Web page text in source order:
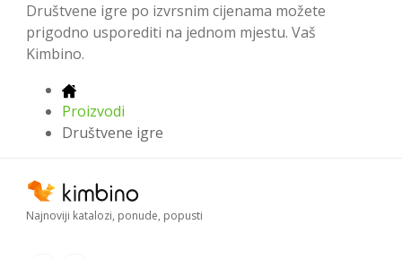
Društvene igre po izvrsnim cijenama možete
prigodno usporediti na jednom mjestu. Vaš
Kimbino.
Proizvodi
Društvene igre
Najnoviji katalozi, ponude, popusti